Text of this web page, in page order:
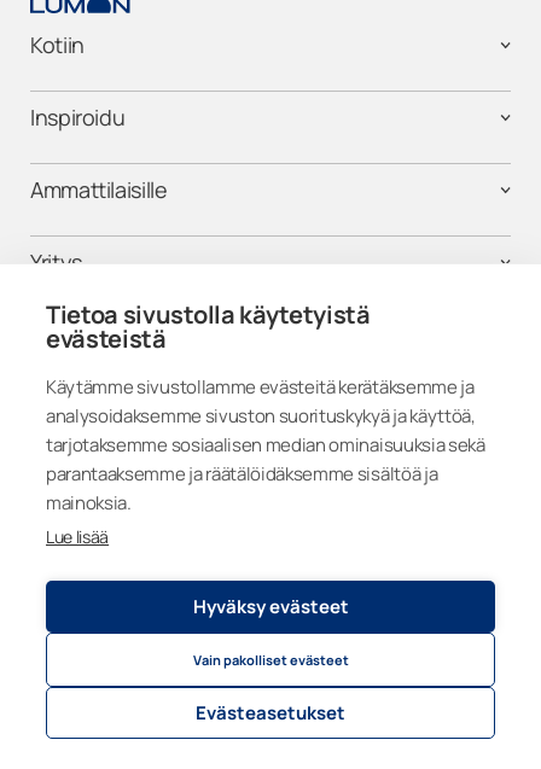
Tietoa sivustolla käytetyistä
evästeistä
Käytämme sivustollamme evästeitä kerätäksemme ja
analysoidaksemme sivuston suorituskykyä ja käyttöä,
tarjotaksemme sosiaalisen median ominaisuuksia sekä
parantaaksemme ja räätälöidäksemme sisältöä ja
mainoksia.
Lue lisää
Hyväksy evästeet
Vain pakolliset evästeet
Evästeasetukset
Kotiin
Inspiroidu
Ammattilaisille
Yritys
Tuki
Seuraa meitä
Finland
Lumon Group